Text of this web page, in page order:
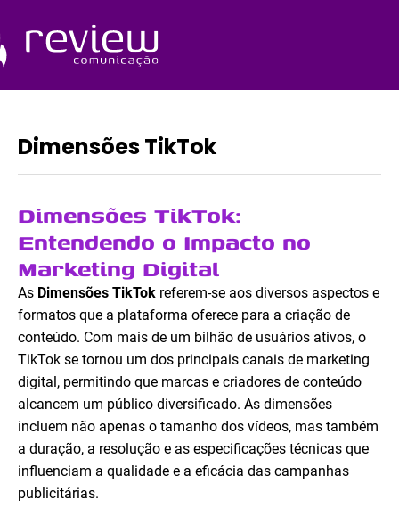
o
conteúdo
Dimensões TikTok
Dimensões TikTok:
Entendendo o Impacto no
Marketing Digital
As Dimensões TikTok referem-se aos diversos aspectos e
formatos que a plataforma oferece para a criação de
conteúdo. Com mais de um bilhão de usuários ativos, o
TikTok se tornou um dos principais canais de marketing
digital, permitindo que marcas e criadores de conteúdo
alcancem um público diversificado. As dimensões
incluem não apenas o tamanho dos vídeos, mas também
a duração, a resolução e as especificações técnicas que
influenciam a qualidade e a eficácia das campanhas
publicitárias.